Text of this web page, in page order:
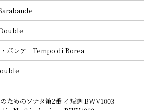
・ボレア Tempo di Borea
ためのソナタ第2番 イ短調 BWV1003